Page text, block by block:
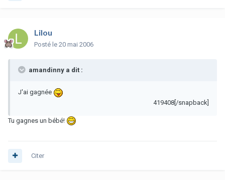
Lilou
Posté le 20 mai 2006
amandinny a dit :
J'ai gagnée
419408[/snapback]
Tu gagnes un bébé!
Citer